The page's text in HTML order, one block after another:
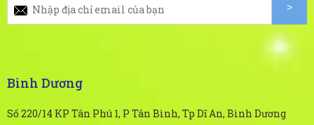
Bình Dương
Số 220/14 KP Tân Phú 1, P Tân Bình, Tp Dĩ An, Bình Dương